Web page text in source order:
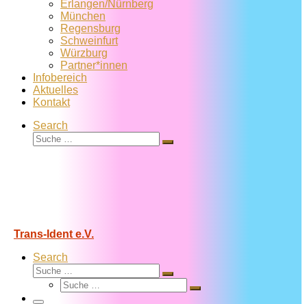
Erlangen/Nürnberg
München
Regensburg
Schweinfurt
Würzburg
Partner*innen
Infobereich
Aktuelles
Kontakt
Search
Suche
Suche
Trans-Ident e.V.
Search
Suche
Suche
Suche
Suche